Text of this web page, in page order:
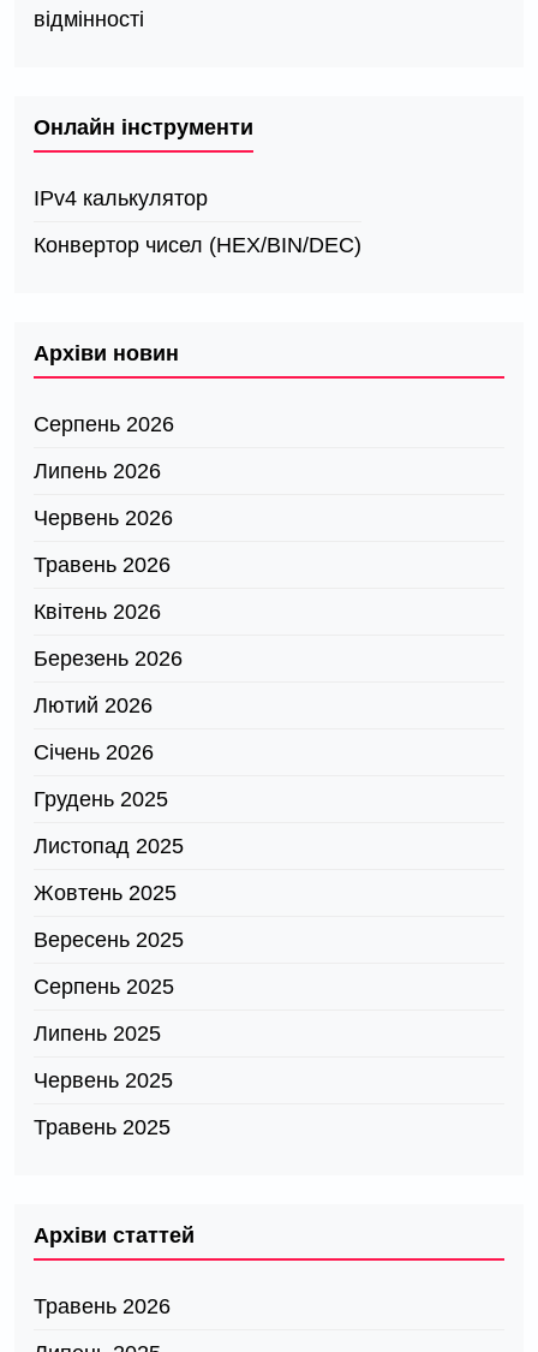
відмінності
Онлайн інструменти
IPv4 калькулятор
Конвертор чисел (HEX/BIN/DEC)
Архіви новин
Серпень 2026
Липень 2026
Червень 2026
Травень 2026
Квітень 2026
Березень 2026
Лютий 2026
Січень 2026
Грудень 2025
Листопад 2025
Жовтень 2025
Вересень 2025
Серпень 2025
Липень 2025
Червень 2025
Травень 2025
Архіви статтей
Травень 2026